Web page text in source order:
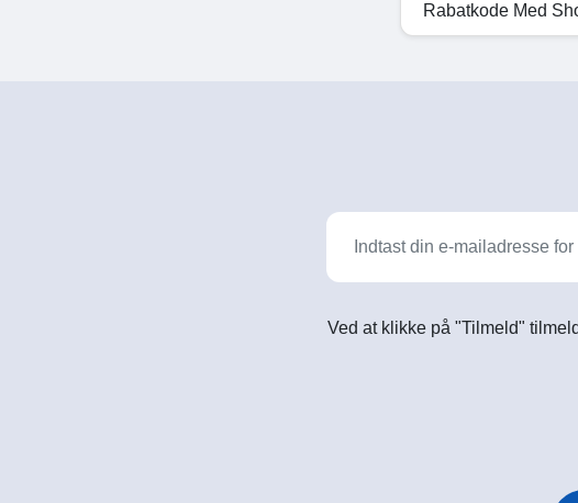
Rabatkode Med
Ved at klikke på "Tilmeld"